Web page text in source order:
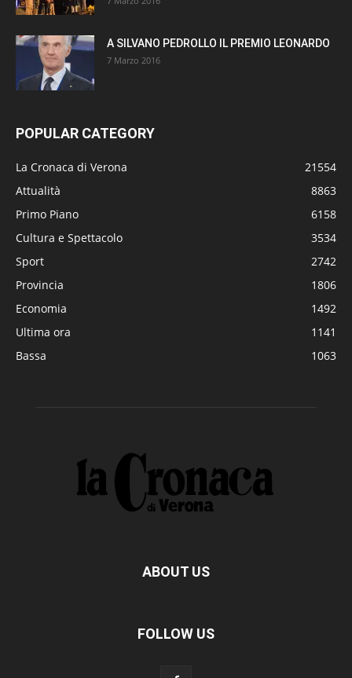
A SILVANO PEDROLLO IL PREMIO LEONARDO
7 Marzo 2016
POPULAR CATEGORY
La Cronaca di Verona
21554
Attualità
8863
Primo Piano
6158
Cultura e Spettacolo
3534
Sport
2742
Provincia
1806
Economia
1492
Ultima ora
1141
Bassa
1063
ABOUT US
FOLLOW US